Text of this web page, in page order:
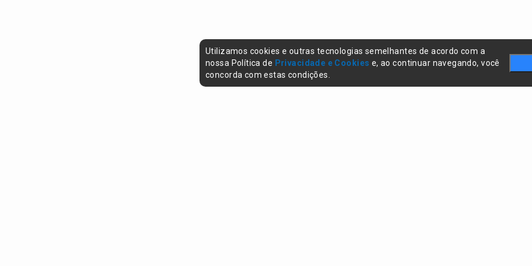
Utilizamos cookies e outras tecnologias semelhantes de acordo com a
nossa Política de Privacidade e Cookies e, ao continuar navegando, você
concorda com estas condições.